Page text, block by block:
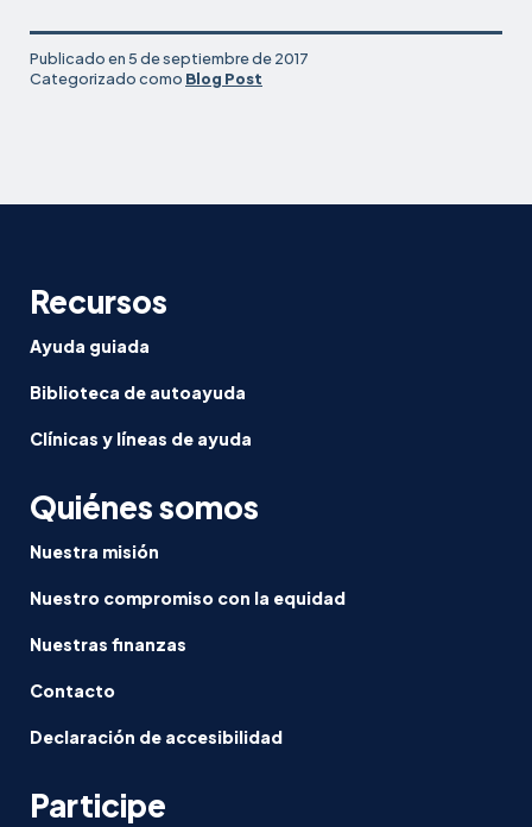
Publicado en5 de septiembre de 2017
Categorizado como Blog Post
Recursos
Ayuda guiada
Biblioteca de autoayuda
Clínicas y líneas de ayuda
Quiénes somos
Nuestra misión
Nuestro compromiso con la equidad
Nuestras finanzas
Contacto
Declaración de accesibilidad
Participe